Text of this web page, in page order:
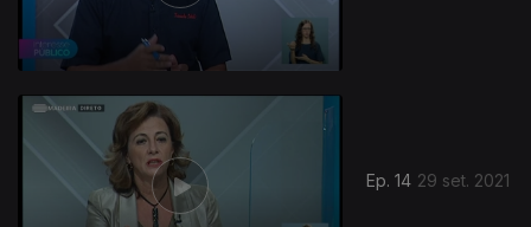
Ep. 14 29 set. 2021
553677